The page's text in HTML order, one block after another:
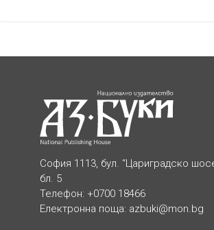
София 1113, бул. “Цариградско
бл. 5
Телефон: +0700 18466
Електронна поща: azbuki@mon.bg